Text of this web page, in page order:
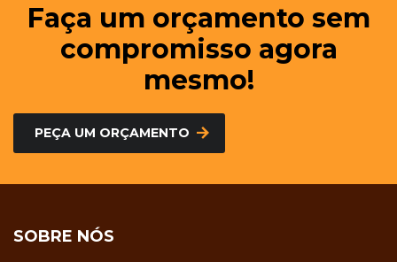
Faça um orçamento sem
compromisso agora
mesmo!
PEÇA UM ORÇAMENTO
SOBRE NÓS